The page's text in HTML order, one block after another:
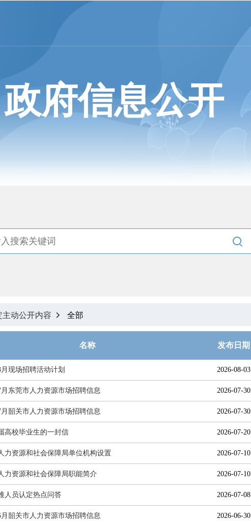
政府信息公开

主动公开内容  全部
名称 发布日期
现场招聘活动计划 2026-08-03
月东莞市人力资源市场招聘信息 2026-07-30
月韶关市人力资源市场招聘信息 2026-07-30
高校毕业生的一封信 2026-07-20
力资源和社会保障局单位机构设置 2026-07-10
力资源和社会保障局职能简介 2026-07-10
人员认定热点问答 2026-07-08
月韶关市人力资源市场招聘信息 2026-06-30